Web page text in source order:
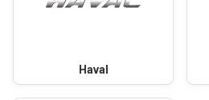
Haval